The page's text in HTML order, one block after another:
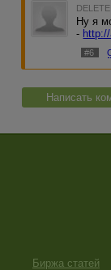
Ну я
-
#6
Написать
Биржа статей